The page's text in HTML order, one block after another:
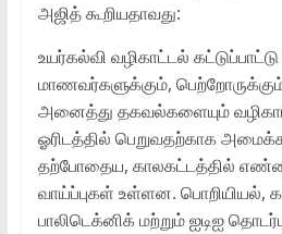
அஜித் கூறியதாவது:
உயர்கல்வி வழிகாட்டல்
மாணவர்களுக்கும்,
அனைத்து தகவல்களையும்
ஓரிடத்தில் பெறுவதற்காக
தற்போதைய, காலகட்டத்தில்
வாய்ப்புகள் உள்ளன. பொறியியல்,
பாலிடெக்னிக் மற்றும் ஐடிஐ